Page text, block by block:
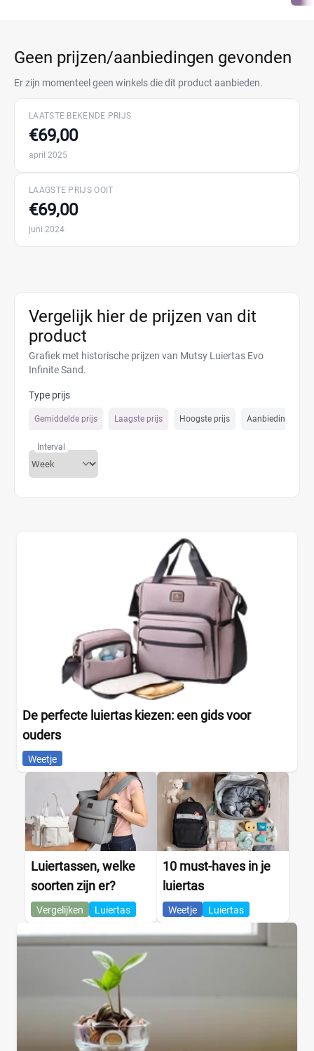
Geen prijzen/aanbiedingen gevonden
Er zijn momenteel geen winkels die dit product aanbieden.
LAATSTE BEKENDE PRIJS
€69,00
april 2025
LAAGSTE PRIJS OOIT
€69,00
juni 2024
Vergelijk hier de prijzen van dit
product
Grafiek met historische prijzen van Mutsy Luiertas Evo
Infinite Sand.
Type prijs
Gemiddelde prijs Laagste prijs Hoogste prijs Aanbiedings prijs
Interval
De perfecte luiertas kiezen: een gids voor
ouders
Weetje
Luiertassen, welke
soorten zijn er?
Vergelijken Luiertas
10 must-haves in je
luiertas
Weetje Luiertas